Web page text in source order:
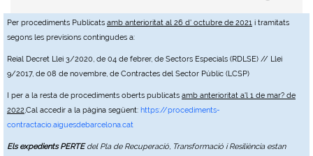
Per procediments Publicats amb anterioritat al 26 d' octubre de 2021 i tramitats
segons les previsions contingudes a:
Reial Decret Llei 3/2020, de 04 de febrer, de Sectors Especials (RDLSE) // Llei
9/2017, de 08 de novembre, de Contractes del Sector Públic (LCSP)
I per a la resta de procediments oberts publicats amb anterioritat a'l 1 de mar? de
2022,Cal accedir a la pàgina següent: https://procediments-
contractacio.aiguesdebarcelona.cat
Els expedients PERTEdel Pla de Recuperació, Transformació i Resiliència estan